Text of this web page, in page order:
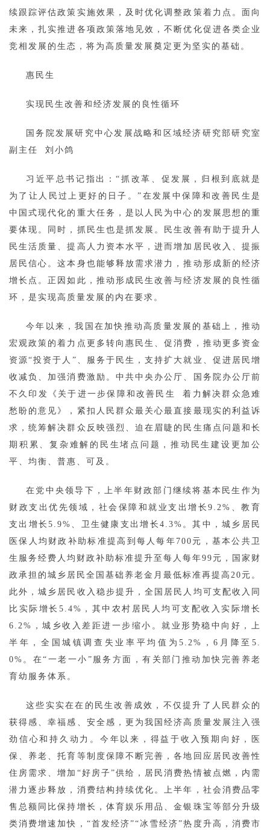
续跟踪评估政策实施效果，及时优化调整政策着力点。面向
未来，扎实推进各项政策落地见效，不断优化促进各类企业
竞相发展的生态，将为高质量发展奠定更为坚实的基础。
惠民生
实现民生改善和经济发展的良性循环
国务院发展研究中心发展战略和区域经济研究部研究室
副主任 刘小鸽
习近平总书记指出：“抓改革、促发展，归根到底就是
为了让人民过上更好的日子。”在发展中保障和改善民生是
中国式现代化的重大任务，是以人民为中心的发展思想的重
要体现。同时，抓民生也是抓发展。民生改善有助于提升人
民生活质量、提高人力资本水平，进而增加居民收入、提振
居民信心。这本身也能够释放需求潜力，推动形成新的经济
增长点。正因如此，推动形成民生改善与经济发展的良性循
环，是实现高质量发展的内在要求。
今年以来，我国在加快推动高质量发展的基础上，推动
宏观政策的着力点更多转向惠民生、促消费，推动更多资金
资源“投资于人”、服务于民生，支持扩大就业、促进居民增
收减负、加强消费激励。中共中央办公厅、国务院办公厅前
不久印发《关于进一步保障和改善民生 着力解决群众急难
愁盼的意见》，紧扣人民群众最关心最直接最现实的利益诉
求，统筹解决群众反映强烈、迫在眉睫的民生痛点问题和长
期积累、复杂难解的民生堵点问题，推动民生建设更加公
平、均衡、普惠、可及。
在党中央领导下，上半年财政部门继续将基本民生作为
财政支出优先领域，社会保障和就业支出增长9.2%、教育
支出增长5.9%、卫生健康支出增长4.3%。其中，城乡居民
医保人均财政补助标准提高到每人每年700元，基本公共卫
生服务经费人均财政补助标准提升至每人每年99元，国家财
政承担的城乡居民全国基础养老金月最低标准再提高20元。
此外，城乡居民收入稳步提升，全国居民人均可支配收入同
比实际增长5.4%，其中农村居民人均可支配收入实际增长
6.2%，城乡收入差距进一步缩小。就业形势稳中向好，上
半年，全国城镇调查失业率平均值为5.2%，6月降至5.
0%。在“一老一小”服务方面，有关部门推动加快完善养老
育幼服务体系。
这些实实在在的民生改善成效，不仅提升了人民群众的
获得感、幸福感、安全感，更为我国经济高质量发展注入强
劲信心和持久动力。今年以来，得益于收入预期向好，医
保、养老、托育等制度保障不断完善，各地回应居民改善性
住房需求、增加“好房子”供给，居民消费热情被点燃，内需
潜力逐步释放，消费结构持续优化。上半年，社会消费品零
售总额同比保持增长，体育娱乐用品、金银珠宝等部分升级
类消费增速加快，“首发经济”“冰雪经济”热度升高，消费市